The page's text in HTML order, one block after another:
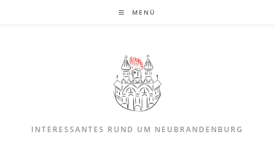
MENÜ
INTERESSANTES RUND UM NEUBRANDENBURG